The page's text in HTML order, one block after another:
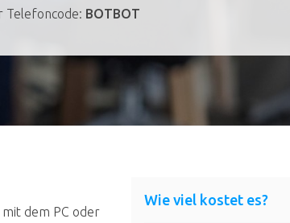
Telefoncode: BOTBOT
dem PC oder
Wie viel kostet es?